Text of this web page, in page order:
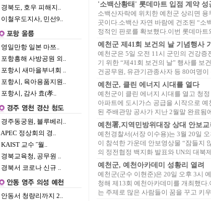
경북도, 호우 피해지..
이철우도지사, 민선9..
영일만항 일본 마쯔..
포항흥해 사방공원 외..
포항시 새마을부녀회 ..
포항시, 육아용품지원..
포항시, 감사 효(孝..
경주동궁원, 블루베리..
APEC 정상회의 경..
KAIST 교수 ˝월..
경북교육청, 공무원 ..
경북서 코로나 신규 ..
안동서 청량리까지 2..
'소백산황태' 롯데마트 입점 계약 성
소백산자락에 위치한 예천군 상리면
곳이다.소백산 자연 바람에 건조된 “소
정적인 판로를 확보했다.이번 롯데마
예천군 제41회 보건의 날 기념행사
예천군은 5일 오전 11시 군민의 건강
기 위한 “제41회 보건의 날” 행사를 보
건공무원, 유관기관종사자 등 80여명
예천군, 클린 에너지 시대를 열다
예천군이 클린 에너지 시대를 열고 청
아파트에 도시가스 공급을 시작으로
된 주배관망 공사가 지난 2월말 완료
예천署,지역민방위대장 상대 안보교
예천경찰서(서장 이수용)는 3월 20일
이 참석한 가운데 안보영상물 “잠들지
의 정전협정 백지화 발표와 UN의 대북
예천군, 예천아카데미 성황리 열려
예천군(군수 이현준)은 20일 오후 3시
청해 제13회 예천아카데미를 개최했다
는 주제로 많은 사람들이 꿈을 꾸고 키